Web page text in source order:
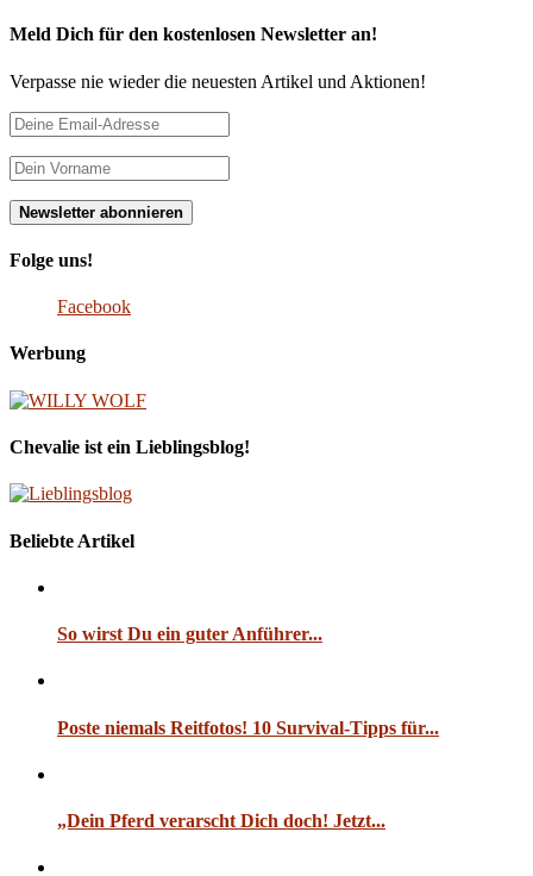
Meld Dich für den kostenlosen Newsletter an!
Verpasse nie wieder die neuesten Artikel und Aktionen!
Folge uns!
Facebook
Werbung
Chevalie ist ein Lieblingsblog!
Beliebte Artikel
So wirst Du ein guter Anführer...
Poste niemals Reitfotos! 10 Survival-Tipps für...
„Dein Pferd verarscht Dich doch! Jetzt...